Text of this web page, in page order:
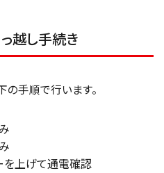
越し手続き
の手順で行います。
を上げて通電確認